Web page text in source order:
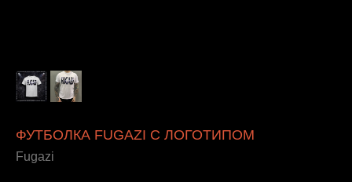
ФУТБОЛКА FUGAZI С ЛОГОТИПОМ
Fugazi